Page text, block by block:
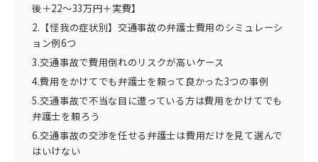
後＋22～33万円＋実費】
2.【怪我の症状別】交通事故の弁護士費用のシミュレーシ
ョン例6つ
3.交通事故で費用倒れのリスクが高いケース
4.費用をかけてでも弁護士を頼って良かった3つの事例
5.交通事故で不当な目に遭っている方は費用をかけてでも
弁護士を頼ろう
6.交通事故の交渉を任せる弁護士は費用だけを見て選んで
はいけない